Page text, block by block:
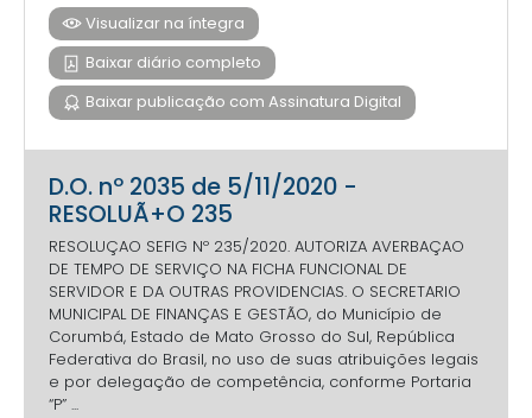
Visualizar na íntegra
Baixar diário completo
Baixar publicação com Assinatura Digital
D.O. nº 2035 de 5/11/2020 -
RESOLUÃ+O 235
RESOLUÇAO SEFIG Nº 235/2020. AUTORIZA AVERBAÇAO
DE TEMPO DE SERVIÇO NA FICHA FUNCIONAL DE
SERVIDOR E DA OUTRAS PROVIDENCIAS. O SECRETARIO
MUNICIPAL DE FINANÇAS E GESTÃO, do Município de
Corumbá, Estado de Mato Grosso do Sul, República
Federativa do Brasil, no uso de suas atribuições legais
e por delegação de competência, conforme Portaria
“P” ...